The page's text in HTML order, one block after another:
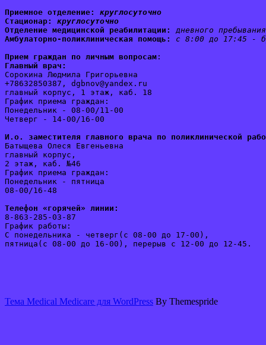
Приемное отделение:
круглосуточно
Стационар: круглосуточно
Отделение медицинской реабилитации:
дневного
Амбулаторно-поликлиническая помощь:
с 8:00 до 17:45 -
Прием граждан по личным вопросам :
Главный врач:
Сорокина Людмила Григорьевна
+78632850387, dgbnov@yandex.ru
главный корпус, 1 этаж, каб. 18
График приема граждан:
Понедельник - 08-00/11-00
Четверг - 14-00/16-00
И.о. заместителя главного врача по поликлинической
Батыщева Олеся Евгеньевна
главный корпус,
2 этаж, каб. №46
График приема граждан:
Понедельник - пятница
08-00/16-48
Телефон «горячей» линии:
8-863-285-03-87
График работы:
С понедельника - четверг(с 08-00 до 17-00),
пятница(с 08-00 до 16-00), перерыв с 12-00 до 12-45.
Тема Medical Medicare для WordPress By Themespride